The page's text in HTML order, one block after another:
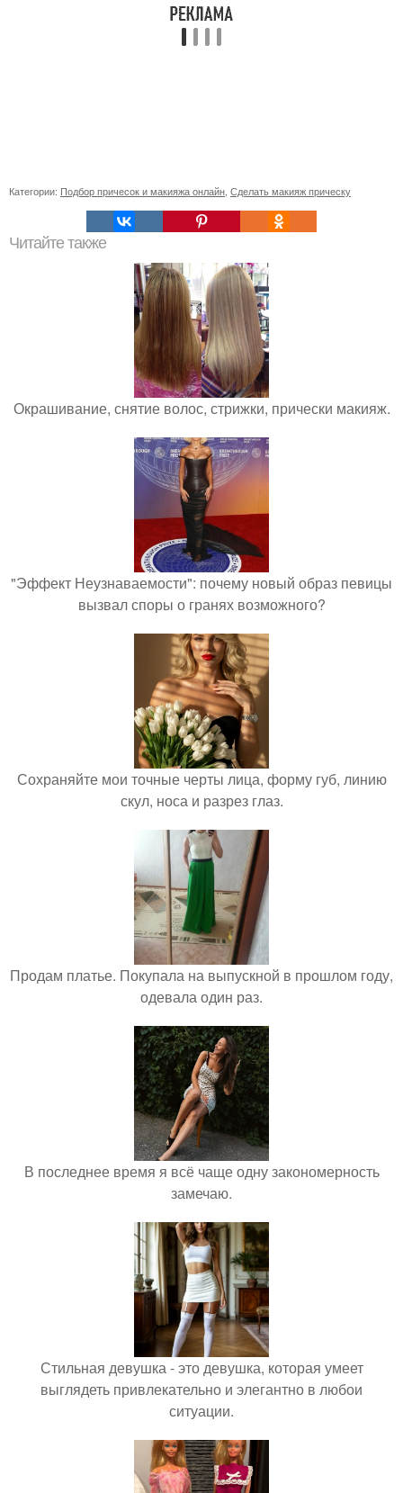
Категории: Подбор причесок и макияжа онлайн Сделать макияж прическу
Читайте также
Окрашивание, снятие волос, стрижки, прически макияж.
"Эффект Неузнаваемости": почему новый образ певицы
вызвал споры о гранях возможного?
Сохраняйте мои точные черты лица, форму губ, линию
скул, носа и разрез глаз.
Продам платье. Покупала на выпускной в прошлом году,
одевала один раз.
В последнее время я всё чаще одну закономерность
замечаю.
Стильная девушка - это девушка, которая умеет
выглядеть привлекательно и элегантно в любои
ситуации.